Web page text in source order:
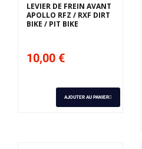
LEVIER DE FREIN AVANT
APOLLO RFZ / RXF DIRT
BIKE / PIT BIKE
10,00 €
AJOUTER AU PANIER